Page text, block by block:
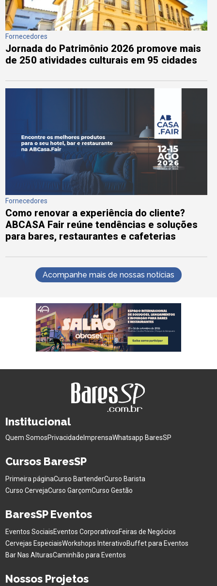
Fornecedores
Jornada do Patrimônio 2026 promove mais
de 250 atividades culturais em 95 cidades
Fornecedores
Como renovar a experiência do cliente?
ABCASA Fair reúne tendências e soluções
para bares, restaurantes e cafeterias
Acompanhe mais de nossas notícias
Institucional
Quem SomosPrivacidade ImprensaWhatsapp BaresSP
Cursos BaresSP
Primeira páginaCurso BartenderCurso Barista
Curso CervejaCurso GarçomCurso Gestão
BaresSP Eventos
Eventos SociaisEventos CorporativosFeiras de Negócios
Cervejas EspeciaisWorkshops InterativoBuffet para Eventos
Bar Nas AlturasCaminhão para Eventos
Nossos Projetos